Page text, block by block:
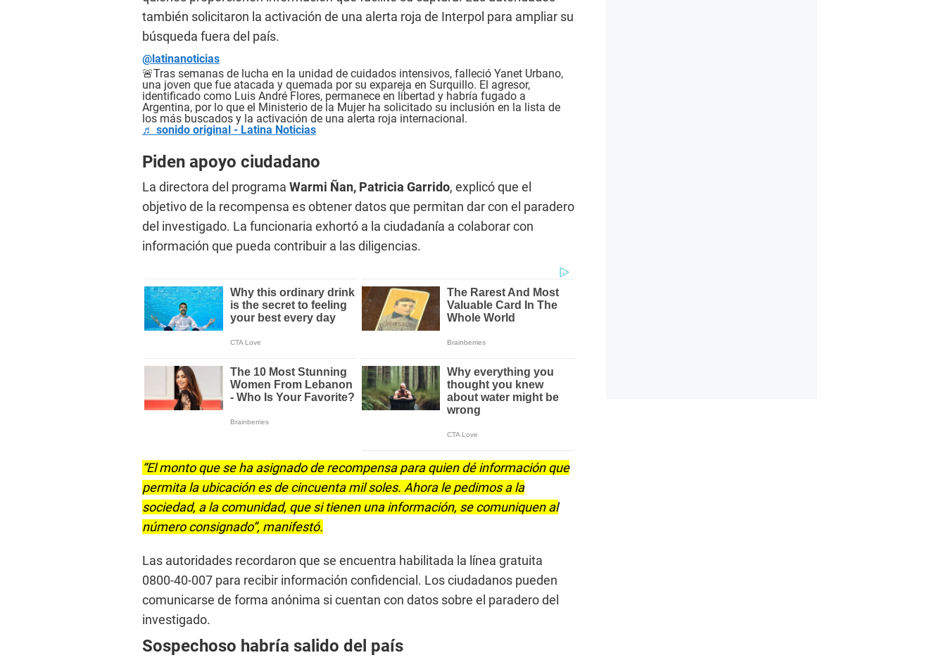
también solicitaron la activación de una alerta roja de Interpol para ampliar su
búsqueda fuera del país.
@latinanoticias
🚨Tras semanas de lucha en la unidad de cuidados intensivos, falleció Yanet Urbano,
una joven que fue atacada y quemada por su expareja en Surquillo. El agresor,
identificado como Luis André Flores, permanece en libertad y habría fugado a
Argentina, por lo que el Ministerio de la Mujer ha solicitado su inclusión en la lista de
los más buscados y la activación de una alerta roja internacional.
♬ sonido original - Latina Noticias
Piden apoyo ciudadano
La directora del programa Warmi Ñan, Patricia Garrido, explicó que el
objetivo de la recompensa es obtener datos que permitan dar con el paradero
del investigado. La funcionaria exhortó a la ciudadanía a colaborar con
información que pueda contribuir a las diligencias.
“El monto que se ha asignado de recompensa para quien dé información que
permita la ubicación es de cincuenta mil soles. Ahora le pedimos a la
sociedad, a la comunidad, que si tienen una información, se comuniquen al
número consignado”, manifestó.
Las autoridades recordaron que se encuentra habilitada la línea gratuita
0800-40-007 para recibir información confidencial. Los ciudadanos pueden
comunicarse de forma anónima si cuentan con datos sobre el paradero del
investigado.
Sospechoso habría salido del país